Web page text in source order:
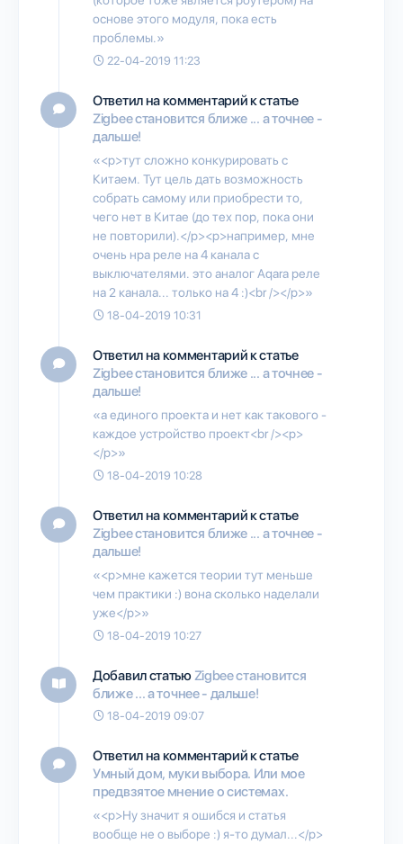
основе этого модуля, пока есть
проблемы.»
22-04-2019 11:23
Ответил на комментарий к статье
Zigbee становится ближе ... а точнее -
дальше!
«<p>тут сложно конкурировать с
Китаем. Тут цель дать возможность
собрать самому или приобрести то,
чего нет в Китае (до тех пор, пока они
не повторили).</p><p>например, мне
очень нра реле на 4 канала с
выключателями. это аналог Aqara реле
на 2 канала... только на 4 :)<br /></p>»
18-04-2019 10:31
Ответил на комментарий к статье
Zigbee становится ближе ... а точнее -
дальше!
«а единого проекта и нет как такового -
каждое устройство проект<br /><p>
</p>»
18-04-2019 10:28
Ответил на комментарий к статье
Zigbee становится ближе ... а точнее -
дальше!
«<p>мне кажется теории тут меньше
чем практики :) вона сколько наделали
уже</p>»
18-04-2019 10:27
Добавил статью Zigbee становится
ближе ... а точнее - дальше!
18-04-2019 09:07
Ответил на комментарий к статье
Умный дом, муки выбора. Или мое
предвзятое мнение о системах.
«<p>Ну значит я ошибся и статья
вообще не о выборе :) я-то думал...</p>